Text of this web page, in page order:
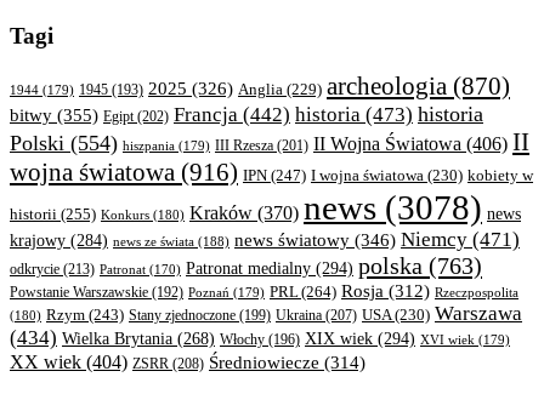
Tagi
1944 (179) 1945 (193) 2025 (326) Anglia (229) archeologia (870)
bitwy (355) Egipt(202) Francja (442) historia (473) historia
Polski (554) hiszpania (179) III Rzesza (201) II Wojna Światowa (406) II
wojna światowa (916) IPN (247) I wojna światowa (230) kobiety w
historii (255) Konkurs (180) Kraków (370) news (3078) news
krajowy (284) news ze świata (188) news światowy (346) Niemcy (471)
odkrycie (213) Patronat (170) Patronat medialny (294) polska (763)
Powstanie Warszawskie (192) Poznań (179) PRL(264) Rosja (312) Rzeczpospolita
(180) Rzym (243) Stany zjednoczone (199) Ukraina (207) USA(230) Warszawa
(434) Wielka Brytania (268) Włochy (196) XIX wiek (294) XVI wiek (179)
XX wiek (404) ZSRR (208) Średniowiecze (314)